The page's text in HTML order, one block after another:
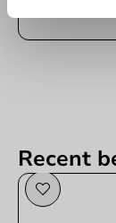
Recent